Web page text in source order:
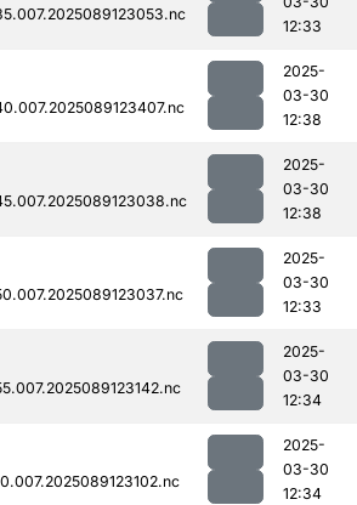
12:33
2025-
03-30
12:38
2025-
03-30
12:38
2025-
03-30
12:33
2025-
03-30
12:34
2025-
03-30
12:34